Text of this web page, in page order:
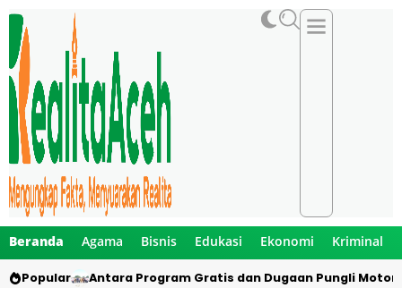
Beranda Agama Bisnis Edukasi Ekonomi Kriminal
Popular Antara Program Gratis dan Dugaan Pungli Motor